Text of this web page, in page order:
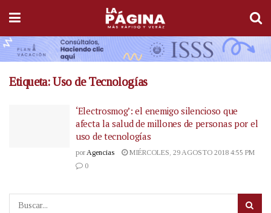
Etiqueta:Uso de Tecnologías
‘Electrosmog’: el enemigo silencioso que
afecta la salud de millones de personas por el
uso de tecnologías
por Agencias
MIÉRCOLES, 29 AGOSTO 2018 4:55 PM
0